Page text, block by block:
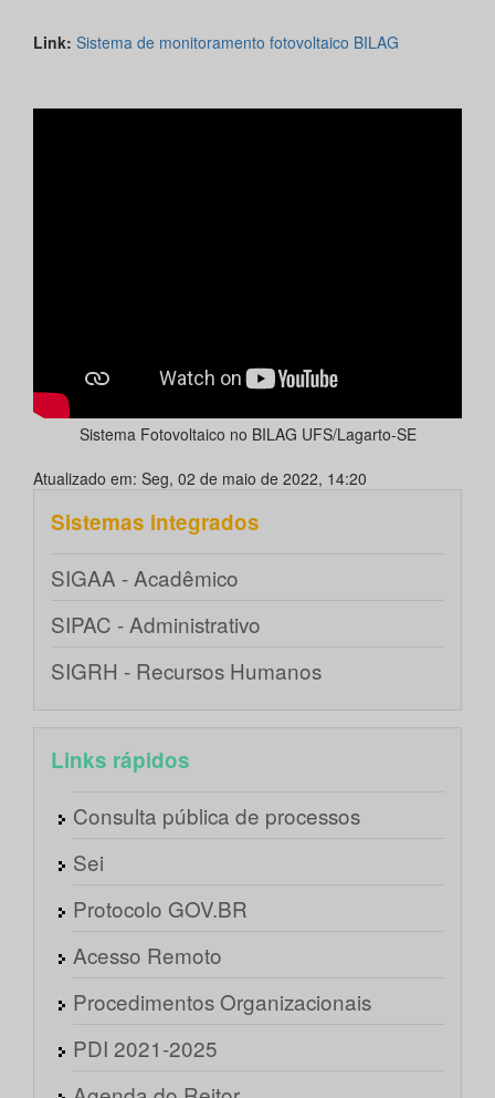
Link: Sistema de monitoramento fotovoltaico BILAG
Sistema Fotovoltaico no BILAG UFS/Lagarto-SE
Atualizado em: Seg, 02 de maio de 2022, 14:20
Sistemas integrados
SIGAA - Acadêmico
SIPAC - Administrativo
SIGRH - Recursos Humanos
Links rápidos
Consulta pública de processos
Sei
Protocolo GOV.BR
Acesso Remoto
Procedimentos Organizacionais
PDI 2021-2025